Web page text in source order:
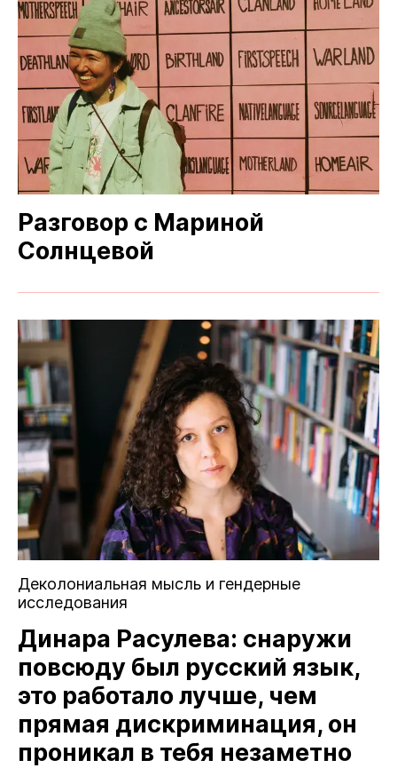
Разговор с Мариной
Солнцевой
Деколониальная мысль и гендерные
исследования
Динара Расулева: снаружи
повсюду был русский язык,
это работало лучше, чем
прямая дискриминация, он
проникал в тебя незаметно